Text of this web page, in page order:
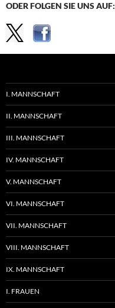
ODER FOLGEN SIE UNS AUF:
I. MANNSCHAFT
II. MANNSCHAFT
III. MANNSCHAFT
IV. MANNSCHAFT
V. MANNSCHAFT
VI. MANNSCHAFT
VII. MANNSCHAFT
VIII. MANNSCHAFT
IX. MANNSCHAFT
I. FRAUEN